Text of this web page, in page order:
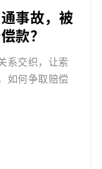
事故，被
款？
系交织，让索
如何争取赔偿